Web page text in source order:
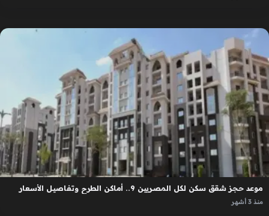
موعد حجز شقق سكن لكل المصريين 9.. أماكن الطرح وتفاصيل الأسعار
منذ 3 أشهر